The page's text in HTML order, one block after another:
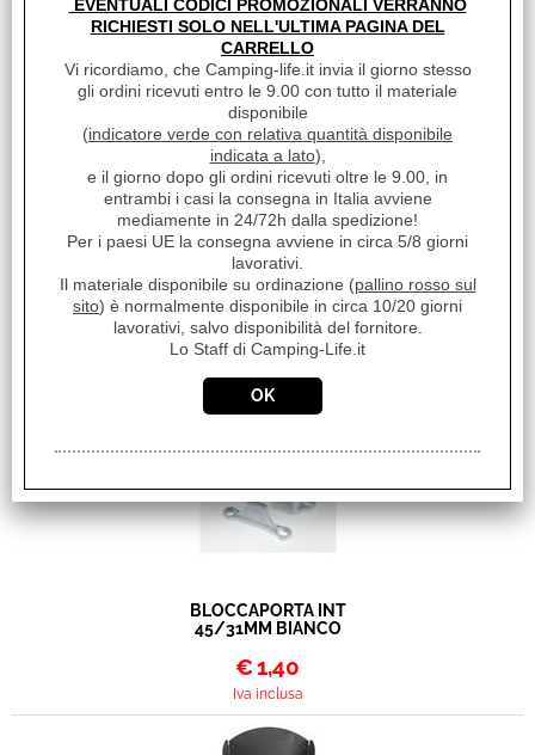
hanno scelto anche questi articoli
BLOCCAPORTA INT
45/31MM BIANCO SOLO
SPESSORE
€ 0,37 Sconto 18%
€ 0,30
Iva inclusa
BLOCCAPORTA INT
45/31MM BIANCO
€1,40
Iva inclusa
EVENTUALI CODICI PROMOZIONALI VERRANNO
RICHIESTI SOLO NELL'ULTIMA PAGINA DEL
CARRELLO
Vi ricordiamo, che Camping-life.it invia il giorno stesso
gli ordini ricevuti entro le 9.00 con tutto il materiale
disponibile
(indicatore verde con relativa quantità disponibile
indicata a lato),
e il giorno dopo gli ordini ricevuti oltre le 9.00, in
entrambi i casi la consegna in Italia avviene
mediamente in 24/72h dalla spedizione!
Per i paesi UE la consegna avviene in circa 5/8 giorni
lavorativi.
Il materiale disponibile su ordinazione (pallino rosso sul
sito) è normalmente disponibile in circa 10/20 giorni
lavorativi, salvo disponibilità del fornitore.
Lo Staff di Camping-Life.it